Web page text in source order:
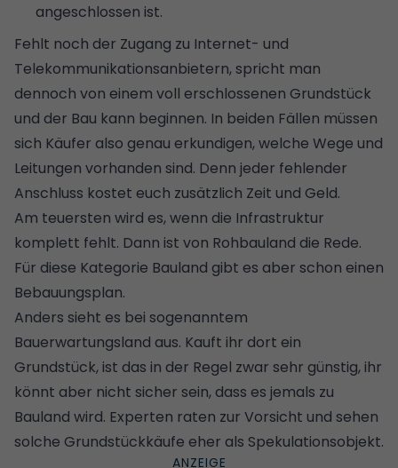
angeschlossen ist.
Fehlt noch der Zugang zu Internet- und
Telekommunikationsanbietern, spricht man
dennoch von einem voll erschlossenen Grundstück
und der Bau kann beginnen. In beiden Fällen müssen
sich Käufer also genau erkundigen, welche Wege und
Leitungen vorhanden sind. Denn jeder fehlender
Anschluss kostet euch zusätzlich Zeit und Geld.
Am teuersten wird es, wenn die Infrastruktur
komplett fehlt. Dann ist von Rohbauland die Rede.
Für diese Kategorie Bauland gibt es aber schon einen
Bebauungsplan.
Anders sieht es bei sogenanntem
Bauerwartungsland aus. Kauft ihr dort ein
Grundstück, ist das in der Regel zwar sehr günstig, ihr
könnt aber nicht sicher sein, dass es jemals zu
Bauland wird. Experten raten zur Vorsicht und sehen
solche Grundstückkäufe eher als Spekulationsobjekt.